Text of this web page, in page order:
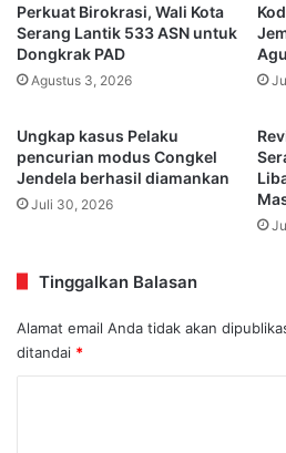
Perkuat Birokrasi, Wali Kota
Serang Lantik 533 ASN untuk
Dongkrak PAD
Agustus 3, 2026
Ungkap kasus Pelaku
pencurian modus Congkel
Jendela berhasil diamankan
Juli 30, 2026
Tinggalkan Balasan
Alamat email Anda tidak akan
ditandai *